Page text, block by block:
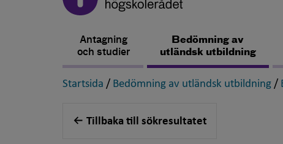
Antagning
och studier
Bedömning av
utländsk utbildning
Startsida ,
/ Bedömning av utländsk utbildning ,
/
Tillbaka till sökresultatet